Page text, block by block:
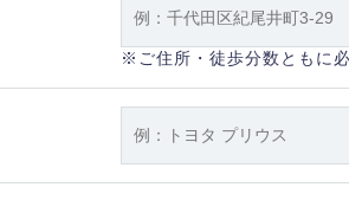
※ご住所・徒歩分数ともに